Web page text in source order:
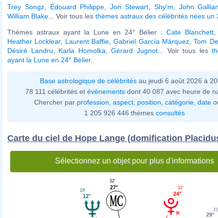
Trey Songz, Édouard Philippe ,Jon Stewart Shy'm
John
William Blake ... Voir tous les thèmes astraux des célébrités nées un
Thèmes astraux ayant la Lune en 24° Bélier : Cate Blanchett
Heather Locklear, Laurent Baffie ,Gabriel García Márquez ,Tom
Désiré Landru
Karla Homolka ,Gérard Jugnot ... Voir tous les
ayant la Lune en 24° Bélier.
Base astrologique de célébritésau jeudi 6 août 2026 à
78 111 célébrités et évènements dont 40 087 avec heure de
Chercher par profession aspect position catégorie date
1 205 926 446 thèmes consultés
Carte du ciel de Hope Lange (domification
Sélectionnez un objet pour plus d'informations
29°
24°
32'
27°
32'
12°
18'